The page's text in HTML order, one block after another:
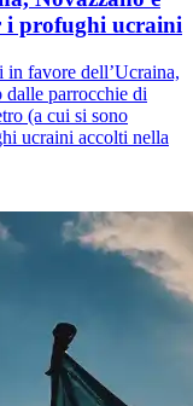
i profughi ucraini
in favore dell’Ucraina,
dalle parrocchie di
(a cui si sono
ucraini accolti nella